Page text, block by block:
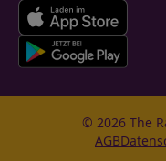
© 2026 The
AGB